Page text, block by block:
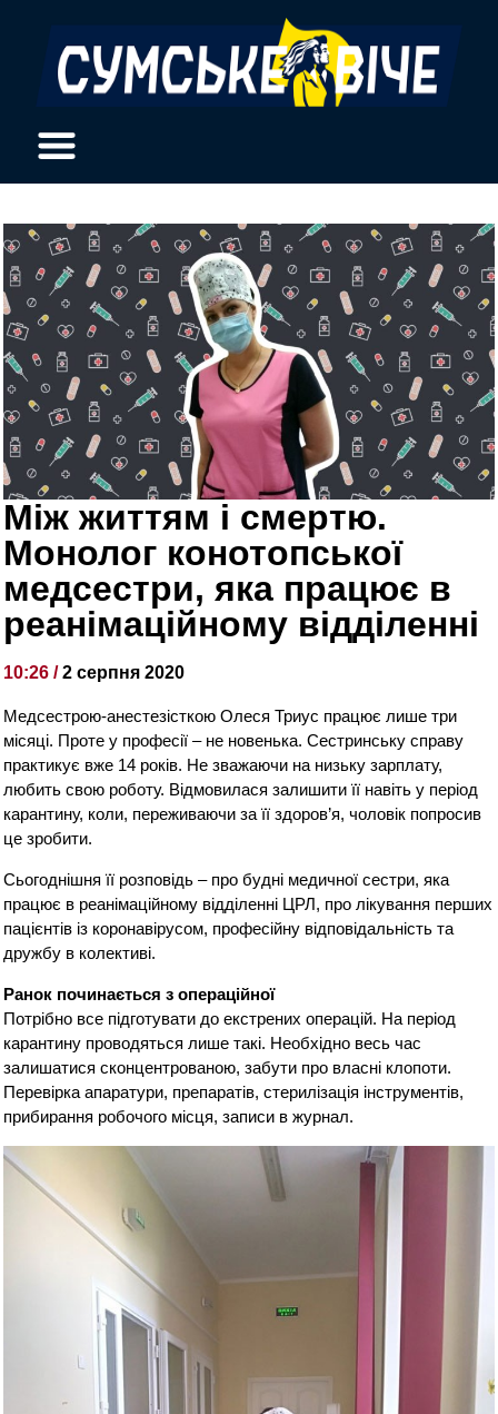
Між життям і смертю.
Монолог конотопської
медсестри, яка працює в
реанімаційному відділенні
10:26 /2 серпня 2020
Медсестрою-анестезісткою Олеся Триус працює лише три
місяці. Проте у професії – не новенька. Сестринську справу
практикує вже 14 років. Не зважаючи на низьку зарплату,
любить свою роботу. Відмовилася залишити її навіть у період
карантину, коли, переживаючи за її здоров’я, чоловік попросив
це зробити.
Сьогоднішня її розповідь – про будні медичної сестри, яка
працює в реанімаційному відділенні ЦРЛ, про лікування перших
пацієнтів із коронавірусом, професійну відповідальність та
дружбу в колективі.
Ранок починається з операційної
Потрібно все підготувати до екстрених операцій. На період
карантину проводяться лише такі. Необхідно весь час
залишатися сконцентрованою, забути про власні клопоти.
Перевірка апаратури, препаратів, стерилізація інструментів,
прибирання робочого місця, записи в журнал.